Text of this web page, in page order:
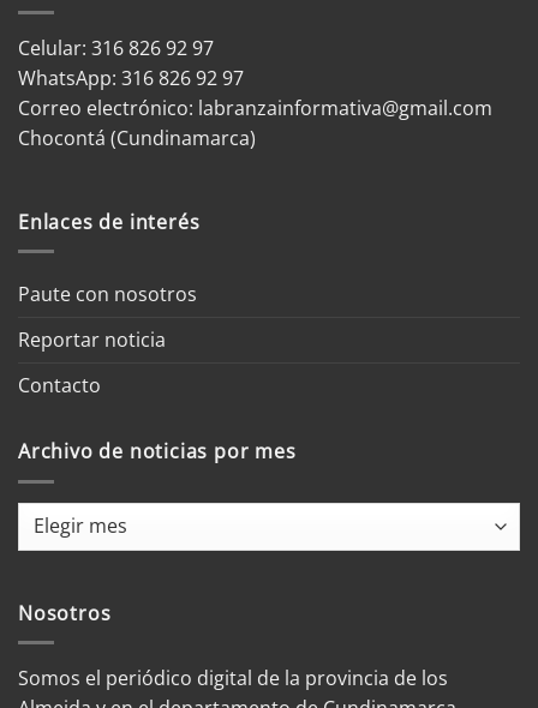
Celular: 316 826 92 97
WhatsApp: 316 826 92 97
Correo electrónico: labranzainformativa@gmail.com
Chocontá (Cundinamarca)
Enlaces de interés
Paute con nosotros
Reportar noticia
Contacto
Archivo de noticias por mes
Archivo
mes
Nosotros
Somos el periódico digital de la provincia de los